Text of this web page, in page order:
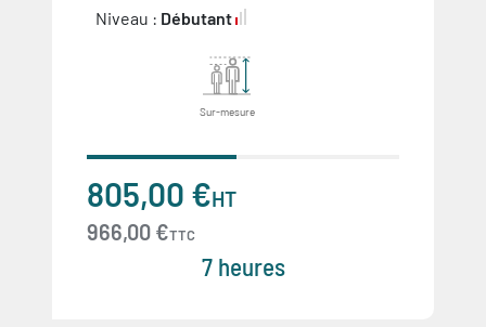
Niveau : Débutant
Sur-mesure
805,00 €HT
966,00 €TTC
7 heures